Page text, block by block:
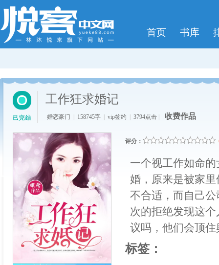
首页 书库
工作狂求婚记
婚恋豪门 158745字 vip签约 3794点击 收费作品
评分：
一个视工作如命
婚，原来是被家
不合适，而自己
次的拒绝发现这
议吗，他们会顶
标签：